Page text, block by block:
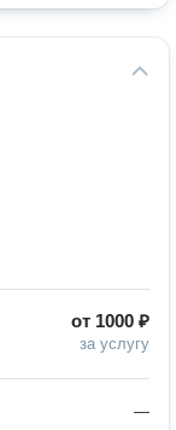
от 1000 ₽
за услугу
—